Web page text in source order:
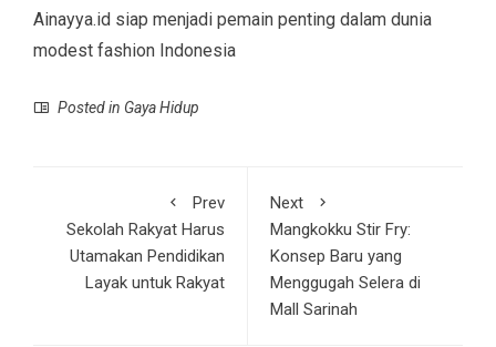
Ainayya.id siap menjadi pemain penting dalam dunia
modest fashion Indonesia
Posted in Gaya Hidup
Prev
Sekolah Rakyat Harus
Utamakan Pendidikan
Layak untuk Rakyat
Next
Mangkokku Stir Fry:
Konsep Baru yang
Menggugah Selera di
Mall Sarinah